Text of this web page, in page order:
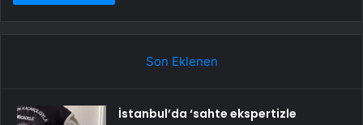
Son Eklenen
İstanbul’da ‘sahte ekspertizle